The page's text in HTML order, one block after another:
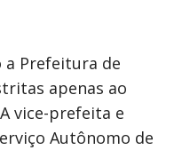
a Prefeitura de
apenas ao
vice-prefeita e
Autônomo de